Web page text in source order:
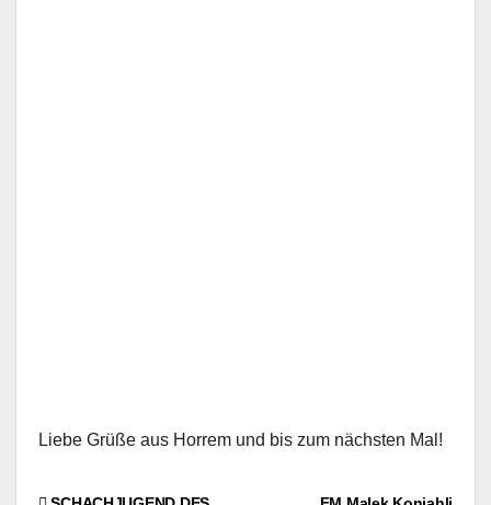
Liebe Grüße aus Horrem und bis zum nächsten Mal!